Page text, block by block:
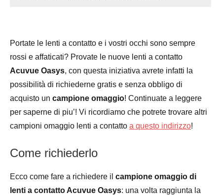
Portate le lenti a contatto e i vostri occhi sono sempre
rossi e affaticati? Provate le nuove lenti a contatto
Acuvue Oasys, con questa iniziativa avrete infatti la
possibilità di richiederne gratis e senza obbligo di
acquisto un campione omaggio! Continuate a leggere
per saperne di piu’! Vi ricordiamo che potrete trovare altri
campioni omaggio lenti a contatto a questo indirizzo!
Come richiederlo
Ecco come fare a richiedere il campione omaggio di
lenti a contatto Acuvue Oasys: una volta raggiunta la